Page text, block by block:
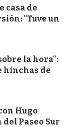
casa de
"Tuve un
la hora":
hinchas de
Hugo
Paseo Sur